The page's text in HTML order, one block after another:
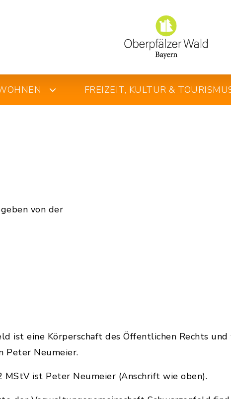
FREIZEIT, KULTUR &
von der
ist eine Körperschaft des Öffentlichen Rechts
Peter Neumeier.
ist Peter Neumeier (Anschrift wie oben).